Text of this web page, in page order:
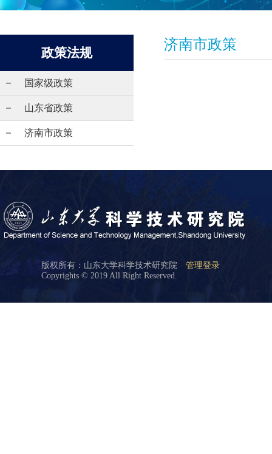
政策法规
国家级政策
山东省政策
济南市政策
济南市政策
版权所有：山东大学科学技术研究院 管理登录
Copyrights © 2019 All Right Reserved.